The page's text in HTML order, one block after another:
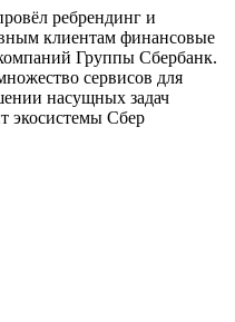
ребрендинг и
клиентам финансовые
Группы Сбербанк.
сервисов для
насущных задач
экосистемы Сбер